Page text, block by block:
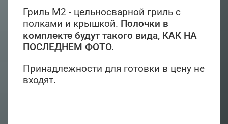
Гриль M2 - цельносварной гриль с
полками и крышкой. Полочки в
комплекте будут такого вида, КАК НА
ПОСЛЕДНЕМ ФОТО.
Принадлежности для готовки в цену не
входят.